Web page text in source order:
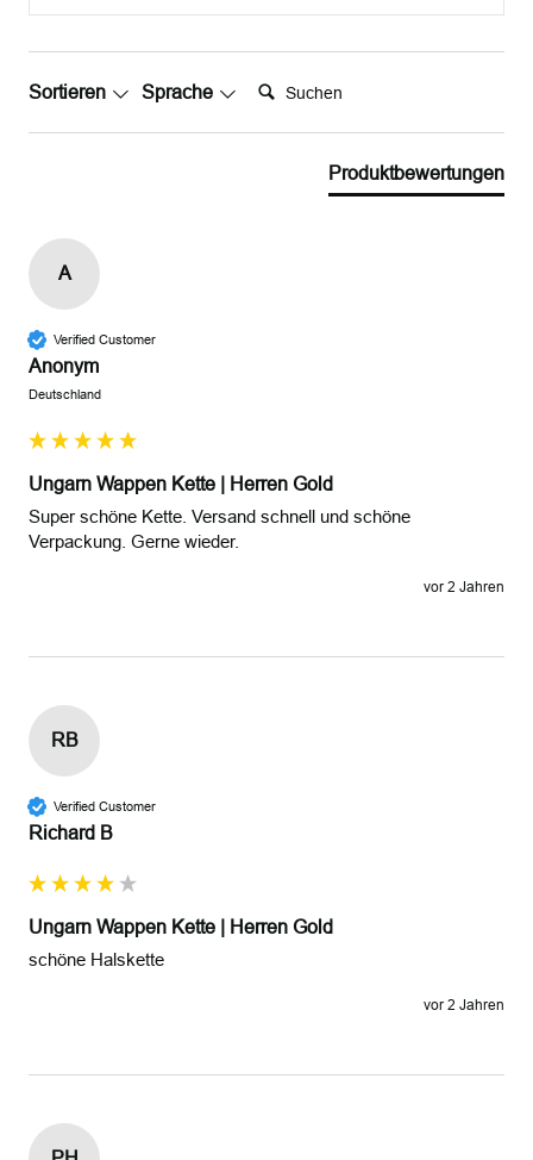
Sortieren Sprache Suchen:
Produktbewertungen
A
Verified Customer
Anonym
Deutschland
Ungarn Wappen Kette | Herren Gold
Super schöne Kette. Versand schnell und schöne
Verpackung. Gerne wieder.
vor 2 Jahren
RB
Verified Customer
Richard B
Ungarn Wappen Kette | Herren Gold
schöne Halskette
vor 2 Jahren